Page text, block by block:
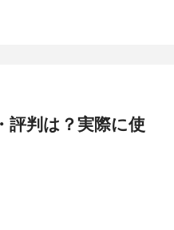
評判は？実際に使